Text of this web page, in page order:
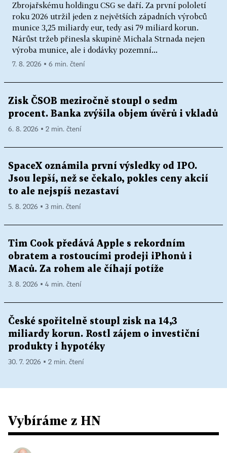
Zbrojařskému holdingu CSG se daří. Za první pololetí
roku 2026 utržil jeden z největších západních výrobců
munice 3,25 miliardy eur, tedy asi 79 miliard korun.
Nárůst tržeb přinesla skupině Michala Strnada nejen
výroba munice, ale i dodávky pozemní...
7. 8. 2026 ▪ 6 min. čtení
Zisk ČSOB meziročně stoupl o sedm
procent. Banka zvýšila objem úvěrů i vkladů
6. 8. 2026 ▪ 2 min. čtení
SpaceX oznámila první výsledky od IPO.
Jsou lepší, než se čekalo, pokles ceny akcií
to ale nejspíš nezastaví
5. 8. 2026 ▪ 3 min. čtení
Tim Cook předává Apple s rekordním
obratem a rostoucími prodeji iPhonů i
Maců. Za rohem ale číhají potíže
3. 8. 2026 ▪ 4 min. čtení
České spořitelně stoupl zisk na 14,3
miliardy korun. Rostl zájem o investiční
produkty i hypotéky
30. 7. 2026 ▪ 2 min. čtení
Vybíráme z HN